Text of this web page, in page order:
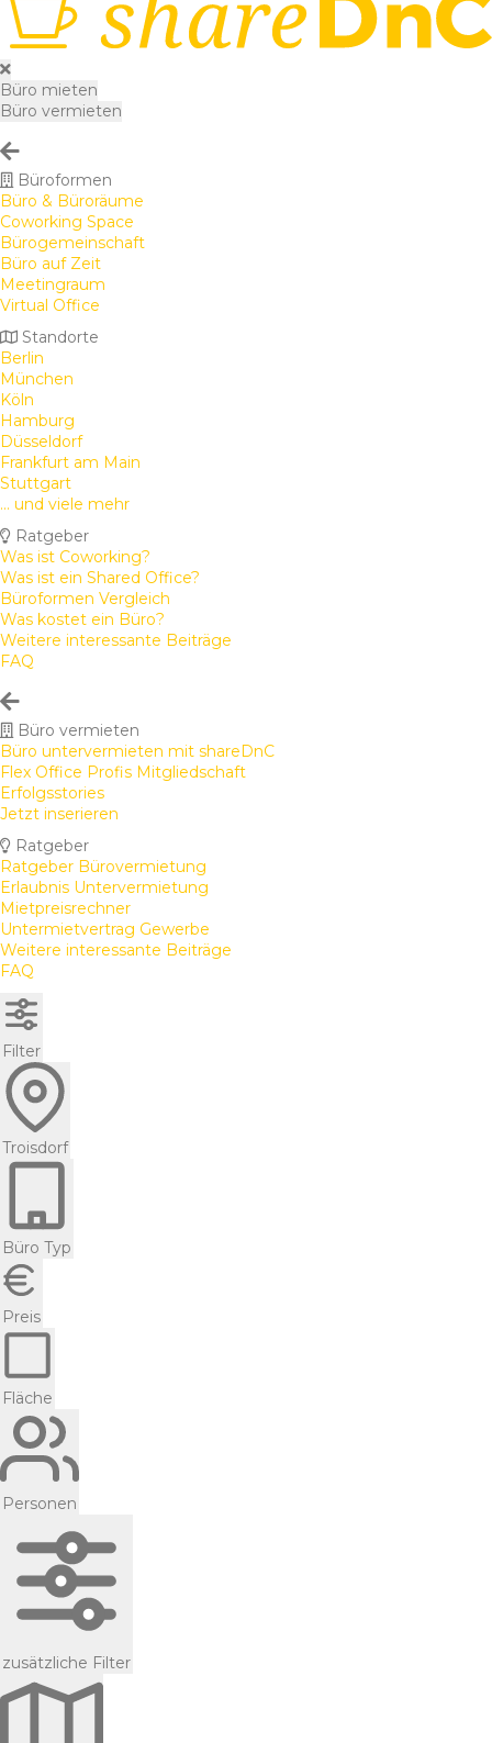
Büro mieten
Büro vermieten
Büroformen
Büro & Büroräume
Coworking Space
Bürogemeinschaft
Büro auf Zeit
Meetingraum
Virtual Office
Standorte
Berlin
München
Köln
Hamburg
Düsseldorf
Frankfurt am Main
Stuttgart
... und viele mehr
Ratgeber
Was ist Coworking?
Was ist ein Shared Office?
Büroformen Vergleich
Was kostet ein Büro?
Weitere interessante Beiträge
FAQ
Büro vermieten
Büro untervermieten mit shareDnC
Flex Office Profis Mitgliedschaft
Erfolgsstories
Jetzt inserieren
Ratgeber
Ratgeber Bürovermietung
Erlaubnis Untervermietung
Mietpreisrechner
Untermietvertrag Gewerbe
Weitere interessante Beiträge
FAQ
Filter
Troisdorf
Büro Typ
Preis
Fläche
Personen
zusätzliche Filter